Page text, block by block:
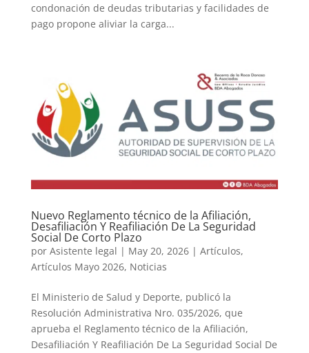
condonación de deudas tributarias y facilidades de
pago propone aliviar la carga...
Nuevo Reglamento técnico de la Afiliación,
Desafiliación Y Reafiliación De La Seguridad
Social De Corto Plazo
por Asistente legal | May 20, 2026| Artículos,
Artículos Mayo 2026, Noticias
El Ministerio de Salud y Deporte, publicó la
Resolución Administrativa Nro. 035/2026, que
aprueba el Reglamento técnico de la Afiliación,
Desafiliación Y Reafiliación De La Seguridad Social De